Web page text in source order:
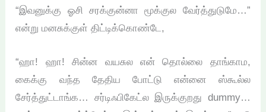
“இவனுக்கு ஓசி சரக்குன்னா மூக்குல வேர்த்துடுமே…”
என்று மனசுக்குள் திட்டிக்கொண்டே,
“ஹா! ஹா! சின்ன வயசுல என் தொல்லை தாங்காம,
கைக்கு வந்த தேதிய போட்டு என்னை ஸ்கூல்ல
சேர்த்துட்டாங்க… சர்டிஃபிகேட்ல இருக்குறது dummy…